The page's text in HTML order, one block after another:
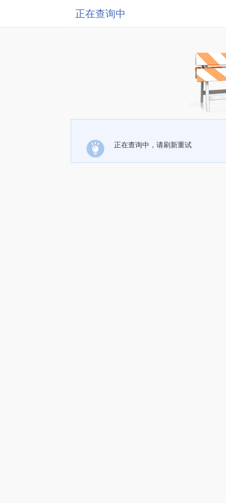
正在查询中
正在查询中，请刷新重试